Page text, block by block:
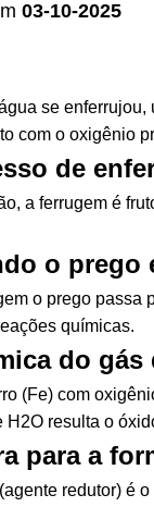
03-10-2025
se
com o oxigênio
de
a ferrugem é
o prego
o prego
químicas.
do
(Fe) com
resulta o
para a
redutor) é